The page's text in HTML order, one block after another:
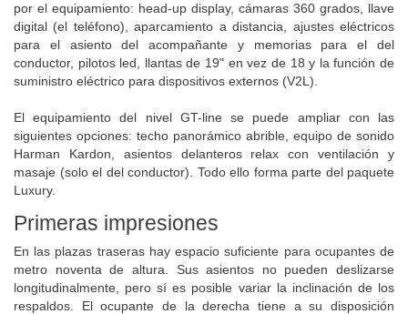
por el equipamiento: head-up display, cámaras 360 grados, llave
digital (el teléfono), aparcamiento a distancia, ajustes eléctricos
para el asiento del acompañante y memorias para el del
conductor, pilotos led, llantas de 19" en vez de 18 y la función de
suministro eléctrico para dispositivos externos (V2L).
El equipamiento del nivel GT-line se puede ampliar con las
siguientes opciones: techo panorámico abrible, equipo de sonido
Harman Kardon, asientos delanteros relax con ventilación y
masaje (solo el del conductor). Todo ello forma parte del paquete
Luxury.
Primeras impresiones
En las plazas traseras hay espacio suficiente para ocupantes de
metro noventa de altura. Sus asientos no pueden deslizarse
longitudinalmente, pero sí es posible variar la inclinación de los
respaldos. El ocupante de la derecha tiene a su disposición